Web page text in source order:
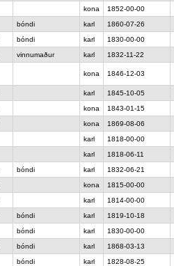
kona
1852-00-00
bóndi karl
1860-07-26
bóndi karl
1830-00-00
vinnumaður karl 1832-11-22
kona 1846-12-03
karl
1845-10-05
kona
1843-01-15
kona
1869-08-06
karl
1818-00-00
karl
1818-06-11
bóndi karl
1832-06-21
kona
1815-00-00
karl
1814-00-00
bóndi karl
1819-10-18
bóndi karl
1830-00-00
bóndi karl
1868-03-13
bóndi karl
1828-08-25